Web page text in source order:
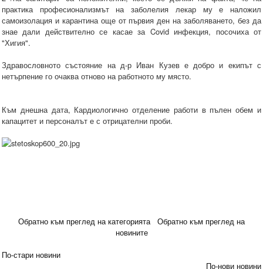
практика професионализмът на заболелия лекар му е наложил
самоизолация и карантина още от първия ден на заболяването, без да
знае дали действително се касае за Covid инфекция, посочиха от
"Хигия".
Здравословното състояние на д-р Иван Кузев е добро и екипът с
нетърпение го очаква отново на работното му място.
Към днешна дата, Кардиологично отделение работи в пълен обем и
капацитет и персоналът е с отрицателни проби.
Обратно към преглед на категорията
Обратно към преглед на
новините
По-стари новини
По-нови новини